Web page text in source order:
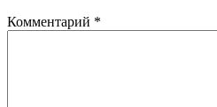
Комментарий *